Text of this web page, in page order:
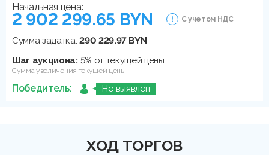
Начальная цена:
2 902 299.65 BYN С учетом НДС
Сумма задатка:290 229.97 BYN
Шаг аукциона: 5% от текущей цены
Сумма увеличения текущей цены
Победитель: Не выявлен
ХОД ТОРГОВ